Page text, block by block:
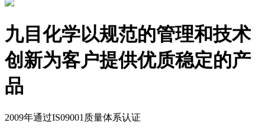
九目化学以规范的管理和技术
创新为客户提供优质稳定的产
品
2009年通过IS09001质量体系认证